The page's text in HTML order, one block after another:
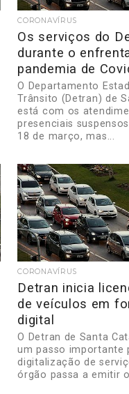
CORONAVÍRUS
Os serviços do
durante o
pandemia de
O Departamento
Trânsito (Detran) de
está com os
presenciais
18 de março, mas...
CORONAVÍRUS
Detran inicia
de veículos em
digital
O Detran de Santa
um passo importante
digitalização de
órgão passa a emitir